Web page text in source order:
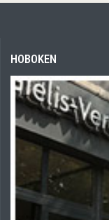
HOBOKEN